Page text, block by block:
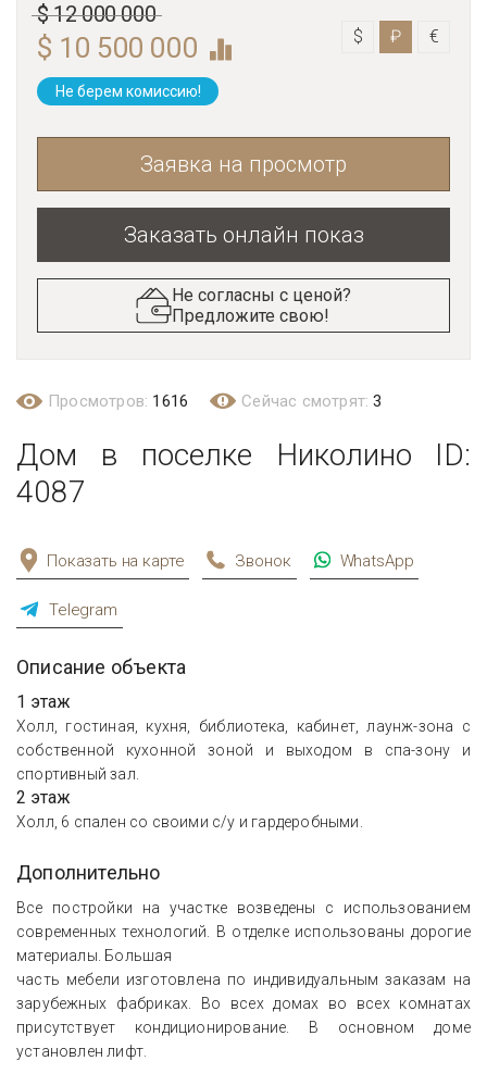
$ 12 000 000
$ 10 500 000 $ ₽ €
Не берем комиссию!
Заявка на просмотр
Заказать онлайн показ
Не согласны с ценой?
Предложите свою!
Просмотров: 1616 Сейчас смотрят:3
Дом в поселке Николино ID:
4087
Показать на карте Звонок WhatsApp
Telegram
Описание объекта
1 этаж
Холл, гостиная, кухня, библиотека, кабинет, лаунж-зона с
собственной кухонной зоной и выходом в спа-зону и
спортивный зал.
2 этаж
Холл, 6 спален со своими с/у и гардеробными.
Дополнительно
Все постройки на участке возведены с использованием
современных технологий. В отделке использованы дорогие
материалы. Большая
часть мебели изготовлена по индивидуальным заказам на
зарубежных фабриках. Во всех домах во всех комнатах
присутствует кондиционирование. В основном доме
установлен лифт.